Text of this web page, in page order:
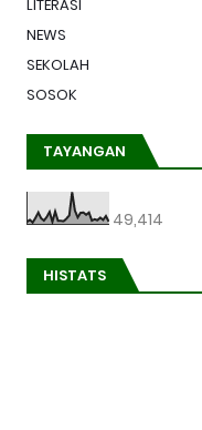
LITERASI
NEWS
SEKOLAH
SOSOK
TAYANGAN
49,414
HISTATS